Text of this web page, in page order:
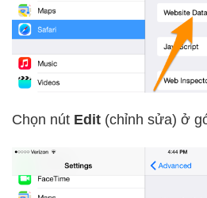
Chọn nút Edit (chỉnh sửa) ở